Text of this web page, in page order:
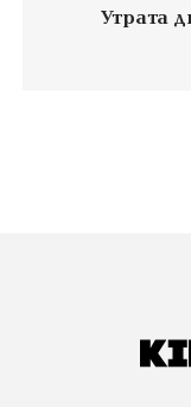
Утрата